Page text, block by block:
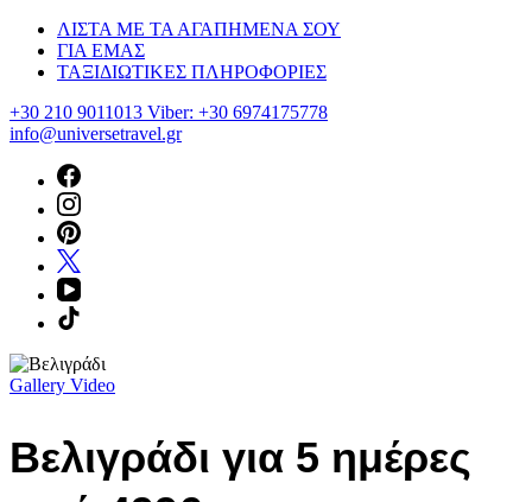
ΛΙΣΤΑ ΜΕ ΤΑ ΑΓΑΠΗΜΕΝΑ ΣΟΥ
ΓΙΑ ΕΜΑΣ
ΤΑΞΙΔΙΩΤΙΚΕΣ ΠΛΗΡΟΦΟΡΙΕΣ
+30 210 9011013 Viber: +30 6974175778
info@universetravel.gr
Gallery Video
Βελιγράδι για 5 ημέρες